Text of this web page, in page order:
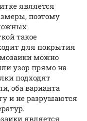
является
поэтому
такое
для покрытия
можно
узор прямо на
подходят
оба варианта
и не разрушаются
является